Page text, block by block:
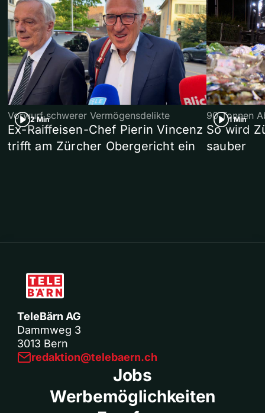
2 Min
Vorwurf schwerer Vermögensdelikte
Ex-Raiffeisen-Chef Pierin Vincenz
trifft am Zürcher Obergericht ein
1 Min
90 Tonnen
So wird
sauber
TeleBärn AG
Dammweg 3
3013 Bern
redaktion@telebaern.ch
Jobs
Werbemöglichkeiten